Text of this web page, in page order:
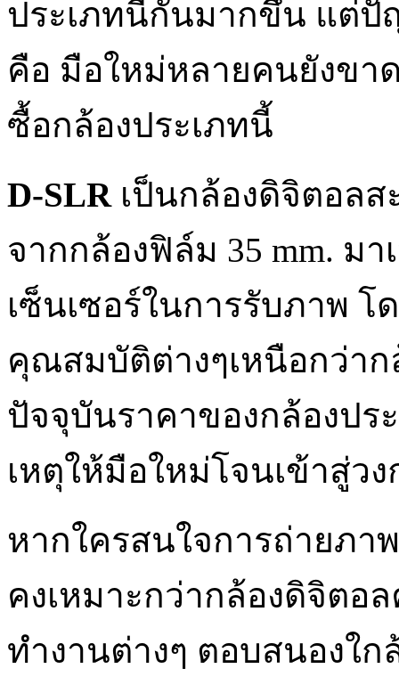
ประเภทนี้กันมากขึ้น แต่
คือ มือใหม่หลายคนยังขา
ซื้อกล้องประเภทนี้
D-SLR เป็นกล้องดิจิตอล
จากกล้องฟิล์ม 35 mm. ม
เซ็นเซอร์ในการรับภาพ โ
คุณสมบัติต่างๆเหนือกว่า
ปัจจุบันราคาของกล้องปร
เหตุให้มือใหม่โจนเข้าสู่ว
หากใครสนใจการถ่ายภา
คงเหมาะกว่ากล้องดิจิตอ
ทำงานต่างๆ ตอบสนองใก